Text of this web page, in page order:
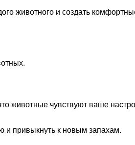
животного и создать
животные чувствуют ваше
и привыкнуть к новым запахам.